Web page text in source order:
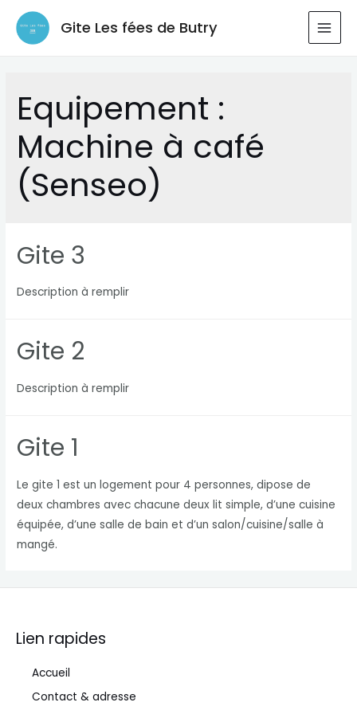
contenu
Gite Les fées de Butry
Equipement :
Machine à café
(Senseo)
Gite 3
Description à remplir
Gite 2
Description à remplir
Gite 1
Le gite 1 est un logement pour 4 personnes, dipose de
deux chambres avec chacune deux lit simple, d’une cuisine
équipée, d’une salle de bain et d’un salon/cuisine/salle à
mangé.
Lien rapides
Accueil
Contact & adresse